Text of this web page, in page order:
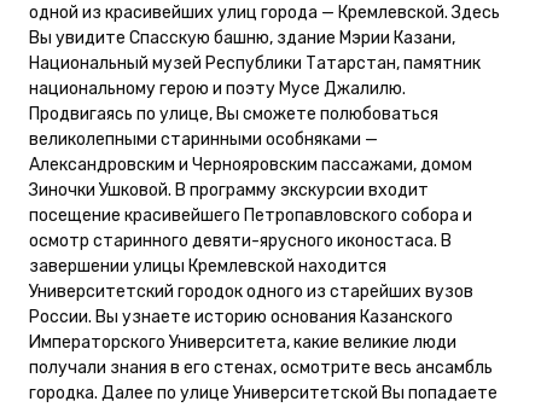
одной из красивейших улиц города — Кремлевской. Здесь
Вы увидите Спасскую башню, здание Мэрии Казани,
Национальный музей Республики Татарстан, памятник
национальному герою и поэту Мусе Джалилю.
Продвигаясь по улице, Вы сможете полюбоваться
великолепными старинными особняками —
Александровским и Чернояровским пассажами, домом
Зиночки Ушковой. В программу экскурсии входит
посещение красивейшего Петропавловского собора и
осмотр старинного девяти-ярусного иконостаса. В
завершении улицы Кремлевской находится
Университетский городок одного из старейших вузов
России. Вы узнаете историю основания Казанского
Императорского Университета, какие великие люди
получали знания в его стенах, осмотрите весь ансамбль
городка. Далее по улице Университетской Вы попадаете